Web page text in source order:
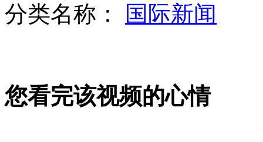
山西运城恶犬咬伤多人 警民合力深夜将其击毙
女孩北京地铁殴打老人 痛下狠手拳打脚踢
分类名称：
国际新闻
您看完该视频的心情